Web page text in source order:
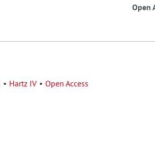
Open
Hartz IV Open Access